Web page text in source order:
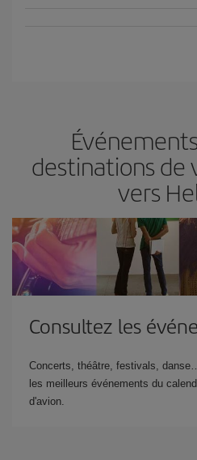
destinations de
vers
Consultez les
Concerts, théâtre, festivals,
les meilleurs événements du
d'avion.